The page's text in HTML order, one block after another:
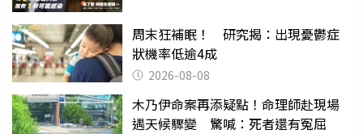
周末狂補眠！ 研究揭：出現憂鬱症
狀機率低逾4成
2026-08-08
木乃伊命案再添疑點！命理師赴現場
遇天候驟變 驚喊：死者還有冤屈